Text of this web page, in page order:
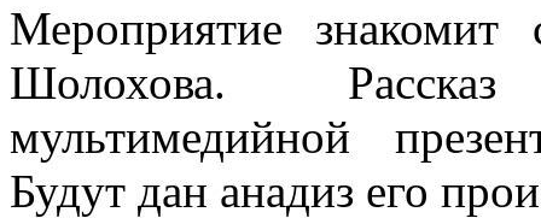
Мероприятие
Шолохова.
мультимедийной
Будут дан анадиз его